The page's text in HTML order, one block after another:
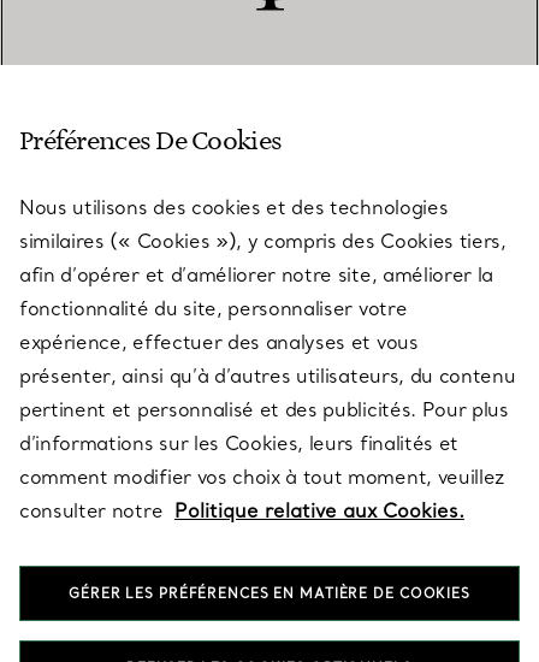
SERVICES
À PROPOS
QUESTIONS LÉGALES
SUIVEZ-NOUS
Préférences De Cookies
Nous utilisons des cookies et des technologies
similaires (« Cookies »), y compris des Cookies tiers,
afin d’opérer et d’améliorer notre site, améliorer la
fonctionnalité du site, personnaliser votre
expérience, effectuer des analyses et vous
présenter, ainsi qu’à d’autres utilisateurs, du contenu
pertinent et personnalisé et des publicités. Pour plus
d’informations sur les Cookies, leurs finalités et
comment modifier vos choix à tout moment, veuillez
consulter notre Politique relative aux Cookies.
GÉRER LES PRÉFÉRENCES EN MATIÈRE DE COOKIES